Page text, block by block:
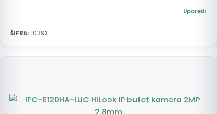
Uporedi
ŠIFRA: 10393